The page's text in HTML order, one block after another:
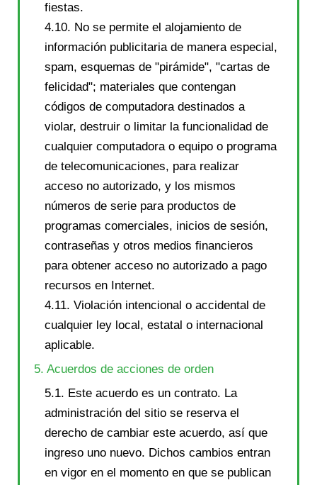
fiestas.
4.10. No se permite el alojamiento de
información publicitaria de manera especial,
spam, esquemas de "pirámide", "cartas de
felicidad"; materiales que contengan
códigos de computadora destinados a
violar, destruir o limitar la funcionalidad de
cualquier computadora o equipo o programa
de telecomunicaciones, para realizar
acceso no autorizado, y los mismos
números de serie para productos de
programas comerciales, inicios de sesión,
contraseñas y otros medios financieros
para obtener acceso no autorizado a pago
recursos en Internet.
4.11. Violación intencional o accidental de
cualquier ley local, estatal o internacional
aplicable.
5. Acuerdos de acciones de orden
5.1. Este acuerdo es un contrato. La
administración del sitio se reserva el
derecho de cambiar este acuerdo, así que
ingreso uno nuevo. Dichos cambios entran
en vigor en el momento en que se publican